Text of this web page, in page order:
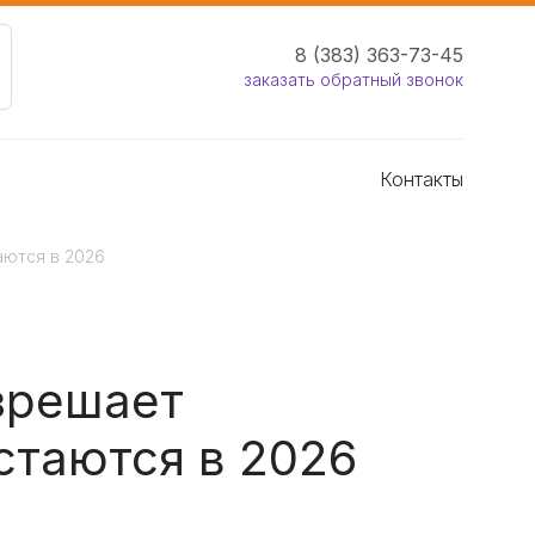
8 (383) 363-73-45
заказать обратный звонок
Контакты
в 2026
в 2026